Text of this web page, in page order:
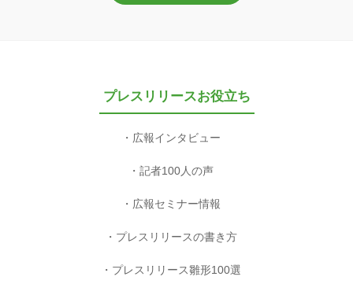
プレスリリースお役立ち
広報インタビュー
記者100人の声
広報セミナー情報
プレスリリースの書き方
プレスリリース雛形100選